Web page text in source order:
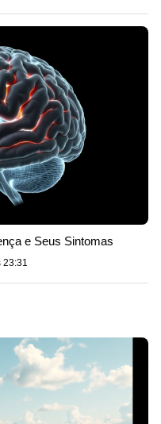
e Seus Sintomas